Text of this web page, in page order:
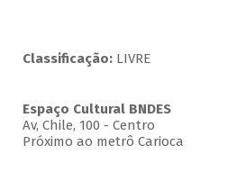
Classificação: LIVRE
Espaço Cultural BNDES
Av, Chile, 100 - Centro
Próximo ao metrô Carioca